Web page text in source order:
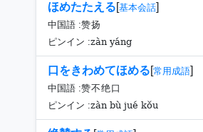
ほめたたえる[基本会話]
中国語 :赞扬
ピンイン :zàn yáng
口をきわめてほめる[常用成語]
中国語 :赞不绝口
ピンイン :zàn bù jué kǒu